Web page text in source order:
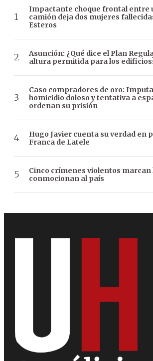
Impactante choque frontal entre
camión deja dos mujeres
Esteros
Asunción: ¿Qué dice el Plan
altura permitida para los
Caso compradores de oro:
homicidio doloso y tentativa a
ordenan su prisión
Hugo Javier cuenta su verdad en
Franca de Latele
Cinco crímenes violentos marcan
conmocionan al país